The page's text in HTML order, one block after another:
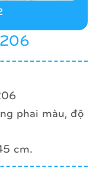
phai màu, độ
cm.